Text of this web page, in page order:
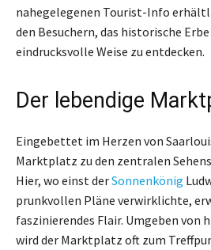
nahegelegenen Tourist-Info
den Besuchern, das historische
eindrucksvolle Weise zu entdecken.
Der lebendige
Eingebettet im Herzen von
Marktplatz zu den zentralen
Hier, wo einst derSonnenkönig
prunkvollen Pläne verwirklichte,
faszinierendes Flair. Umgeben von
wird der Marktplatz oft zum